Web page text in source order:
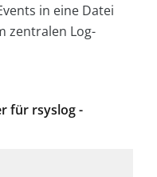
in eine Datei
zentralen Log-
für rsyslog